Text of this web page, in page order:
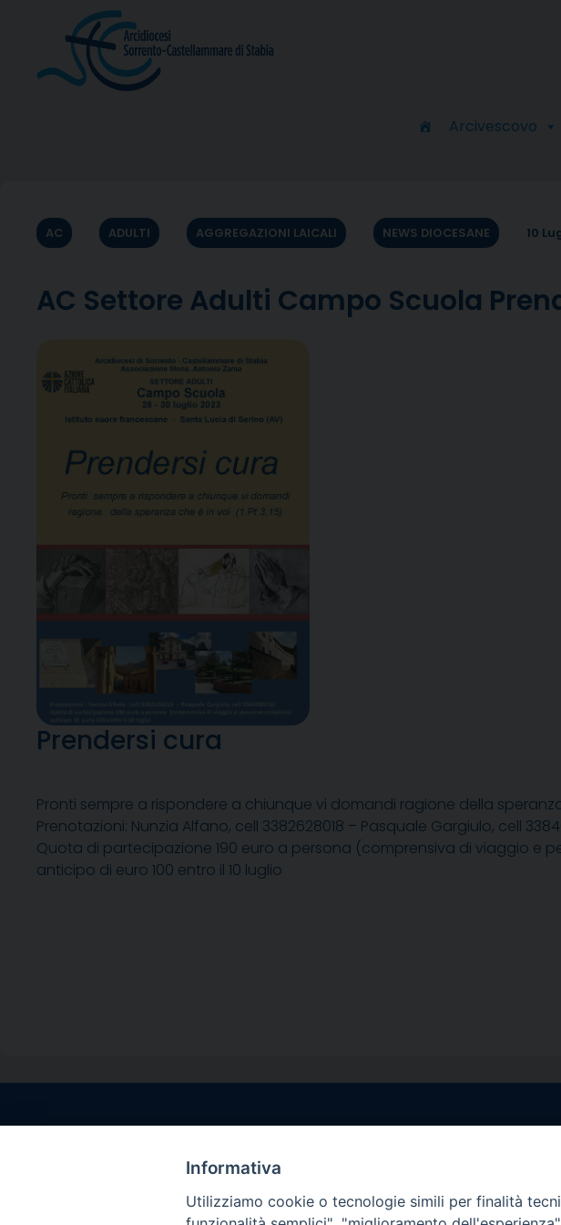
Arcivescovo
AC ADULTI AGGREGAZIONI LAICALI NEWS DIOCESANE 10
AC Settore Adulti Campo Scuola
Prendersi cura
Pronti sempre a rispondere a chiunque vi domandi ragione della speranza
Prenotazioni: Nunzia Alfano, cell 3382628018 – Pasquale Gargiulo, cell
Quota di partecipazione 190 euro a persona (comprensiva di viaggio e
anticipo di euro 100 entro il 10 luglio
Via Santa Maria della Pietà, 44 – 80067
Sorrento (NA)
tel. 0818781244
Informativa
Utilizziamo cookie o tecnologie simili per finalità